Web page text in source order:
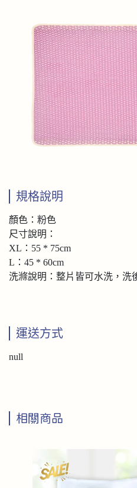
規格說明
顏色：粉色
尺寸說明：
XL：55 * 75cm
L：45 * 60cm
洗滌說明：整片皆可水洗，洗
運送方式
null
相關商品